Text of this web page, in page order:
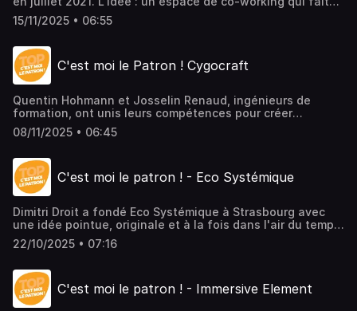
aussi de café ouvert à tous. Le tout donne un "joyeux
bordel" pour reprendre ses termes, à savoir un lieu de vie,
échanger autour d'événements, avec pourquoi pas, de
bonnes idées à exploiter. Début 2026, les Compotes
ouvrent une antenne à Mulhouse, place de la Bourse.>
15/11/2025 • 06:55
C'est moi le Patron ! Cygocraft
Quentin Hohmann et Josselin Renaud, ingénieurs de
formation, ont unis leurs compétences pour créer
Cygocraft, un couteau made in Alsace avec un concept un
peu particulier : le manche en bois est réalisé à partir
alsacienne ou des vieux tonneaux de vin.> L'épisode en
vidéo à voir ici
08/11/2025 • 06:45
C'est moi le patron ! - Eco Systémique
Dimitri Droit a fondé Eco Systémique à Strasbourg avec
une idée pointue, originale et à la fois dans l'air du temps
: accompagner les entreprises pour savoir si les
investissements réalisés sont durables. L'analyse prend
utilisant le référencement européen pour définir l'impact
sur l'eau ou la biodiversité, tout en prenant en compte les
réalités de terrain des entreprises.> L'épisode en vidéo ici
22/10/2025 • 07:16
C'est moi le patron ! - Immersive Element